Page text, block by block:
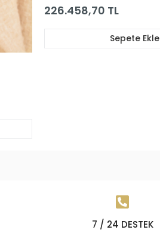
178.902,37 TL
Sepete Ekle
7 / 24 DESTEK